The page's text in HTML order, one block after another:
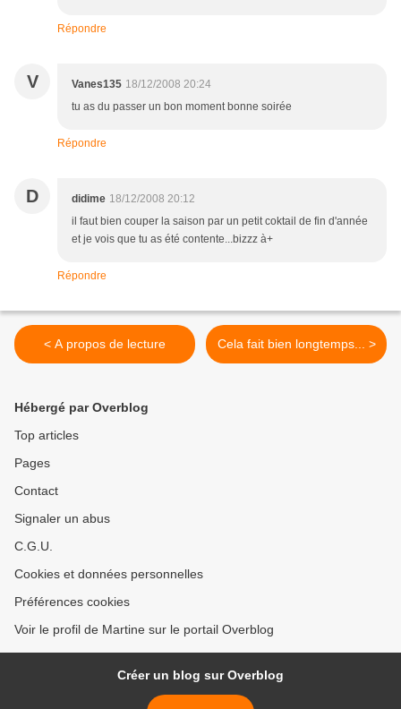
Répondre
V Vanes135 18/12/2008 20:24
tu as du passer un bon moment bonne soirée
Répondre
D didime 18/12/2008 20:12
il faut bien couper la saison par un petit coktail de fin d'année
et je vois que tu as été contente...bizzz à+
Répondre
< A propos de lecture Cela fait bien longtemps... >
Hébergé par Overblog
Top articles
Pages
Contact
Signaler un abus
C.G.U.
Cookies et données personnelles
Préférences cookies
Voir le profil de Martine sur le portail Overblog
Créer un blog sur Overblog